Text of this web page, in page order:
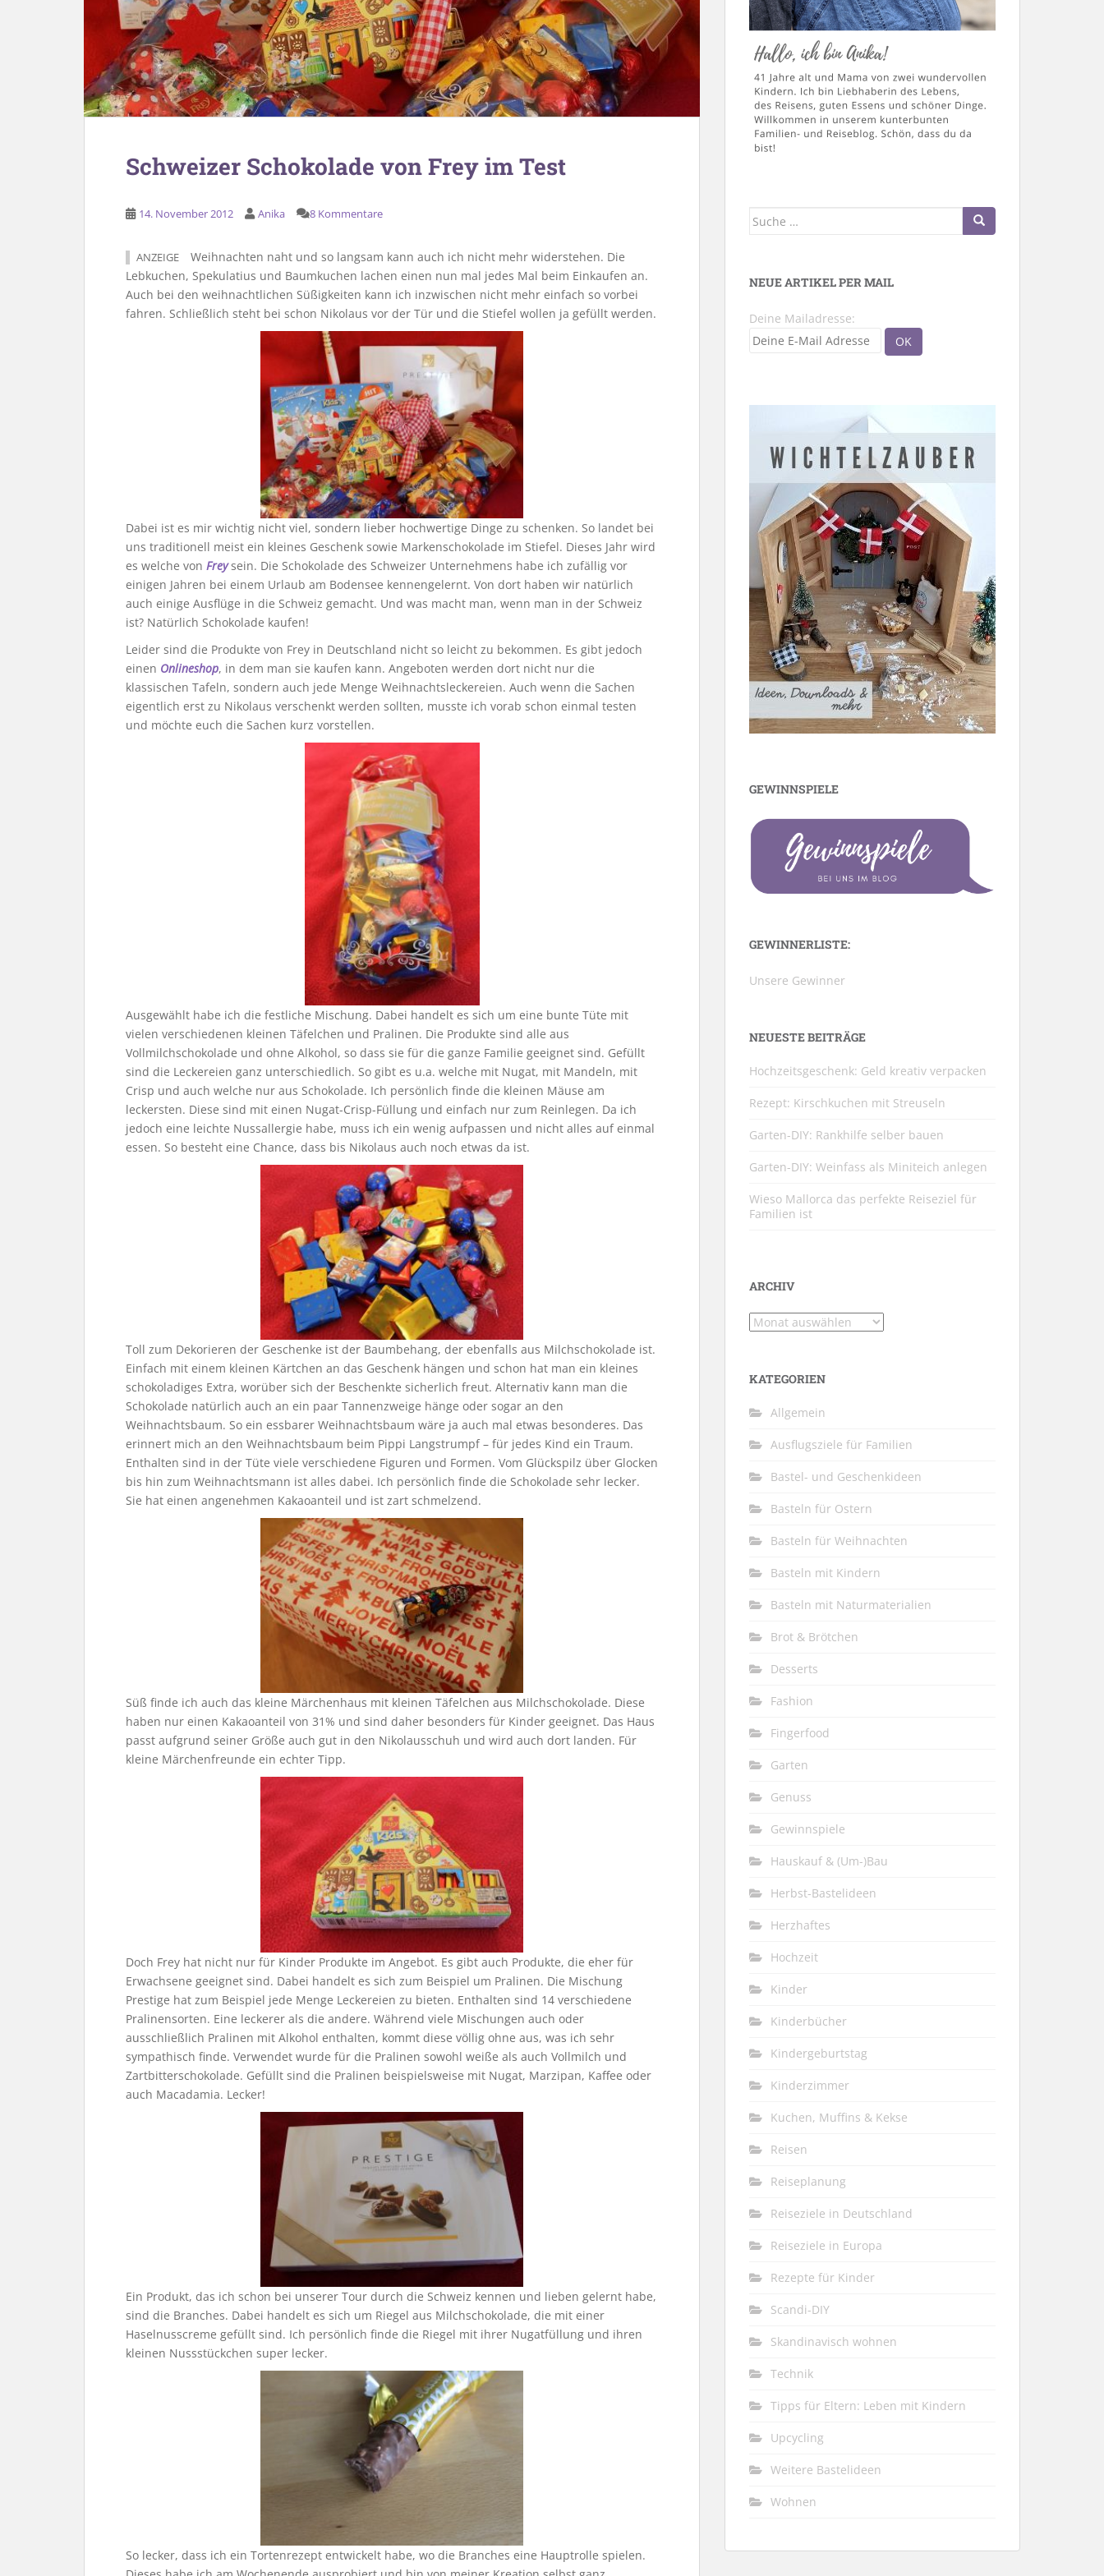
Schweizer Schokolade von Frey im Test
14. November 2012 Anika 8 Kommentare
ANZEIGE
Weihnachten naht und so langsam kann auch ich nicht mehr widerstehen. Die
Lebkuchen, Spekulatius und Baumkuchen lachen einen nun mal jedes Mal beim Einkaufen an.
Auch bei den weihnachtlichen Süßigkeiten kann ich inzwischen nicht mehr einfach so vorbei
fahren. Schließlich steht bei schon Nikolaus vor der Tür und die Stiefel wollen ja gefüllt werden.
Dabei ist es mir wichtig nicht viel, sondern lieber hochwertige Dinge zu schenken. So landet bei
uns traditionell meist ein kleines Geschenk sowie Markenschokolade im Stiefel. Dieses Jahr wird
es welche von Freysein. Die Schokolade des Schweizer Unternehmens habe ich zufällig vor
einigen Jahren bei einem Urlaub am Bodensee kennengelernt. Von dort haben wir natürlich
auch einige Ausflüge in die Schweiz gemacht. Und was macht man, wenn man in der Schweiz
ist? Natürlich Schokolade kaufen!
Leider sind die Produkte von Frey in Deutschland nicht so leicht zu bekommen. Es gibt jedoch
einen Onlineshop, in dem man sie kaufen kann. Angeboten werden dort nicht nur die
klassischen Tafeln, sondern auch jede Menge Weihnachtsleckereien. Auch wenn die Sachen
eigentlich erst zu Nikolaus verschenkt werden sollten, musste ich vorab schon einmal testen
und möchte euch die Sachen kurz vorstellen.
Ausgewählt habe ich die festliche Mischung. Dabei handelt es sich um eine bunte Tüte mit
vielen verschiedenen kleinen Täfelchen und Pralinen. Die Produkte sind alle aus
Vollmilchschokolade und ohne Alkohol, so dass sie für die ganze Familie geeignet sind. Gefüllt
sind die Leckereien ganz unterschiedlich. So gibt es u.a. welche mit Nugat, mit Mandeln, mit
Crisp und auch welche nur aus Schokolade. Ich persönlich finde die kleinen Mäuse am
leckersten. Diese sind mit einen Nugat-Crisp-Füllung und einfach nur zum Reinlegen. Da ich
jedoch eine leichte Nussallergie habe, muss ich ein wenig aufpassen und nicht alles auf einmal
essen. So besteht eine Chance, dass bis Nikolaus auch noch etwas da ist.
Toll zum Dekorieren der Geschenke ist der Baumbehang, der ebenfalls aus Milchschokolade ist.
Einfach mit einem kleinen Kärtchen an das Geschenk hängen und schon hat man ein kleines
schokoladiges Extra, worüber sich der Beschenkte sicherlich freut. Alternativ kann man die
Schokolade natürlich auch an ein paar Tannenzweige hänge oder sogar an den
Weihnachtsbaum. So ein essbarer Weihnachtsbaum wäre ja auch mal etwas besonderes. Das
erinnert mich an den Weihnachtsbaum beim Pippi Langstrumpf – für jedes Kind ein Traum.
Enthalten sind in der Tüte viele verschiedene Figuren und Formen. Vom Glückspilz über Glocken
bis hin zum Weihnachtsmann ist alles dabei. Ich persönlich finde die Schokolade sehr lecker.
Sie hat einen angenehmen Kakaoanteil und ist zart schmelzend.
Süß finde ich auch das kleine Märchenhaus mit kleinen Täfelchen aus Milchschokolade. Diese
haben nur einen Kakaoanteil von 31% und sind daher besonders für Kinder geeignet. Das Haus
passt aufgrund seiner Größe auch gut in den Nikolausschuh und wird auch dort landen. Für
kleine Märchenfreunde ein echter Tipp.
Doch Frey hat nicht nur für Kinder Produkte im Angebot. Es gibt auch Produkte, die eher für
Erwachsene geeignet sind. Dabei handelt es sich zum Beispiel um Pralinen. Die Mischung
Prestige hat zum Beispiel jede Menge Leckereien zu bieten. Enthalten sind 14 verschiedene
Pralinensorten. Eine leckerer als die andere. Während viele Mischungen auch oder
ausschließlich Pralinen mit Alkohol enthalten, kommt diese völlig ohne aus, was ich sehr
sympathisch finde. Verwendet wurde für die Pralinen sowohl weiße als auch Vollmilch und
Zartbitterschokolade. Gefüllt sind die Pralinen beispielsweise mit Nugat, Marzipan, Kaffee oder
auch Macadamia. Lecker!
Ein Produkt, das ich schon bei unserer Tour durch die Schweiz kennen und lieben gelernt habe,
sind die Branches. Dabei handelt es sich um Riegel aus Milchschokolade, die mit einer
Haselnusscreme gefüllt sind. Ich persönlich finde die Riegel mit ihrer Nugatfüllung und ihren
kleinen Nussstückchen super lecker.
So lecker, dass ich ein Tortenrezept entwickelt habe, wo die Branches eine Hauptrolle spielen.
Suche
NEUE ARTIKEL PER MAIL
Deine Mailadresse:
GEWINNSPIELE
GEWINNERLISTE:
Unsere Gewinner
NEUESTE BEITRÄGE
Hochzeitsgeschenk: Geld kreativ verpacken
Rezept: Kirschkuchen mit Streuseln
Garten-DIY: Rankhilfe selber bauen
Garten-DIY: Weinfass als Miniteich anlegen
Wieso Mallorca das perfekte Reiseziel für
Familien ist
ARCHIV
Archiv
KATEGORIEN
Allgemein
Ausflugsziele für Familien
Bastel- und Geschenkideen
Basteln für Ostern
Basteln für Weihnachten
Basteln mit Kindern
Basteln mit Naturmaterialien
Brot & Brötchen
Desserts
Fashion
Fingerfood
Garten
Genuss
Gewinnspiele
Hauskauf & (Um-)Bau
Herbst-Bastelideen
Herzhaftes
Hochzeit
Kinder
Kinderbücher
Kindergeburtstag
Kinderzimmer
Kuchen, Muffins & Kekse
Reisen
Reiseplanung
Reiseziele in Deutschland
Reiseziele in Europa
Rezepte für Kinder
Scandi-DIY
Skandinavisch wohnen
Technik
Tipps für Eltern: Leben mit Kindern
Upcycling
Weitere Bastelideen
Wohnen